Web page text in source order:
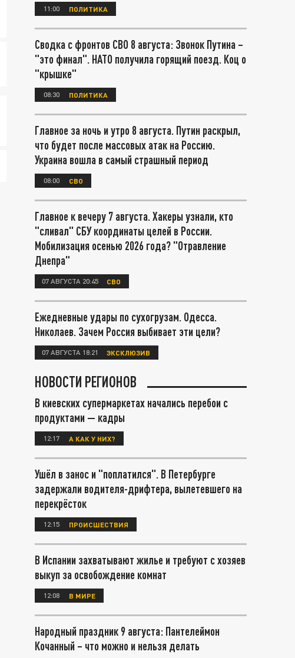
11:00 ПОЛИТИКА
Сводка с фронтов СВО 8 августа: Звонок Путина –
"это финал". НАТО получила горящий поезд. Коц о
"крышке"
08:30 ПОЛИТИКА
Главное за ночь и утро 8 августа. Путин раскрыл,
что будет после массовых атак на Россию.
Украина вошла в самый страшный период
08:00 СВО
Главное к вечеру 7 августа. Хакеры узнали, кто
"сливал" СБУ координаты целей в России.
Мобилизация осенью 2026 года? "Отравление
Днепра"
07 АВГУСТА 20:45 СВО
Ежедневные удары по сухогрузам. Одесса.
Николаев. Зачем Россия выбивает эти цели?
07 АВГУСТА 18:21 ЭКСКЛЮЗИВ
НОВОСТИ РЕГИОНОВ
В киевских супермаркетах начались перебои с
продуктами — кадры
12:17 А КАК У НИХ?
Ушёл в занос и "поплатился". В Петербурге
задержали водителя-дрифтера, вылетевшего на
перекрёсток
12:15 ПРОИСШЕСТВИЯ
В Испании захватывают жилье и требуют с хозяев
выкуп за освобождение комнат
12:08 В МИРЕ
Народный праздник 9 августа: Пантелеймон
Кочанный – что можно и нельзя делать